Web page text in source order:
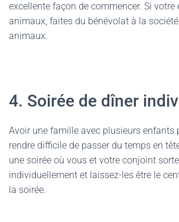
excellente façon de commencer. Si
animaux, faites du bénévolat à la
animaux.
4. Soirée de dîner
Avoir une famille avec plusieurs enfants
rendre difficile de passer du temps en
une soirée où vous et votre conjoint
individuellement et laissez-les être le
la soirée.